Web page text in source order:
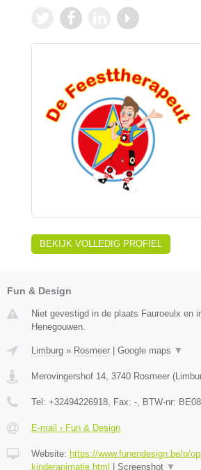
BEKIJK VOLLEDIG PROFIEL
Fun & Design
Niet gevestigd in de plaats Fauroeulx en
Henegouwen.
Limburg » Rosmeer | Google maps ▼
Merovingershof 14 3740 Rosmeer (
Tel: +32494226918 , Fax: - , BTW-nr:
E-mail › Fun & Design
Website: https://www.funendesign.be/p/
kinderanimatie.html | Screenshot ▼